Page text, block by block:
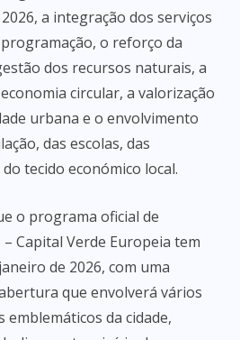
a integração dos serviços
o reforço da
dos recursos naturais, a
circular, a valorização
urbana e o envolvimento
das escolas, das
tecido económico local.
o programa oficial de
Capital Verde Europeia tem
de 2026, com uma
que envolverá vários
emblemáticos da cidade,